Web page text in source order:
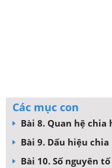
Các mục con
Bài 8. Quan hệ
Bài 9. Dấu hiệu chia
Bài 10. Số nguyên tố